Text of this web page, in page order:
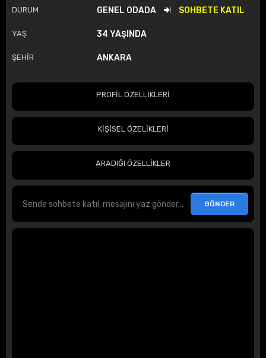
DURUM GENEL ODADA SOHBETE KATIL
YAŞ 34 YAŞINDA
ŞEHİR ANKARA
PROFİL ÖZELLİKLERİ
KİŞİSEL ÖZELİKLERİ
ARADIĞI ÖZELLİKLER